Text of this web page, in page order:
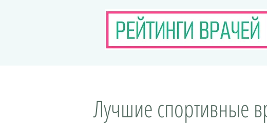
Лучшие спортивные